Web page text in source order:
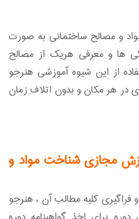
و مصالح ساختمانی به صورت
ها و معرفی هریک از مصالح
از این شیوه آموزشی هنرجو
در هر مکان و بدون اتلاف زمان
مجازی شناخت مواد و
کلیه مطالب آن ، هنرجو